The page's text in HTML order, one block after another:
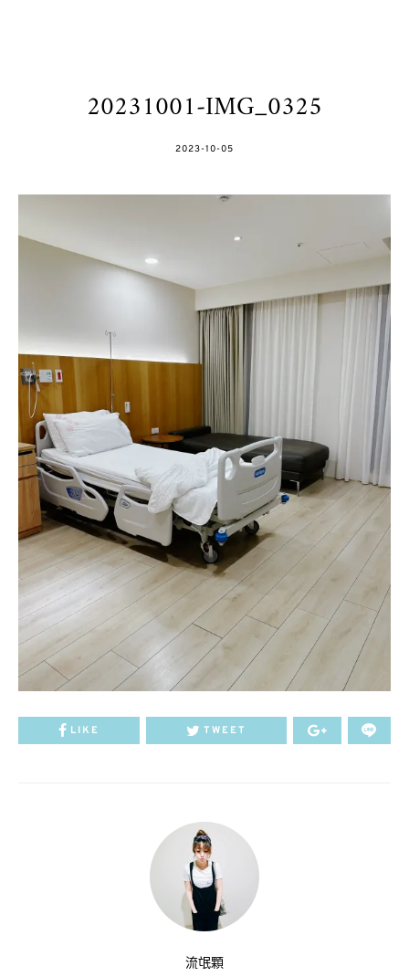
20231001-IMG_0325
POSTED
2023-10-05
LIKE TWEET
流氓顆